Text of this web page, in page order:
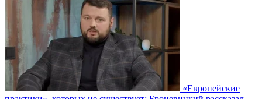
«Европейские